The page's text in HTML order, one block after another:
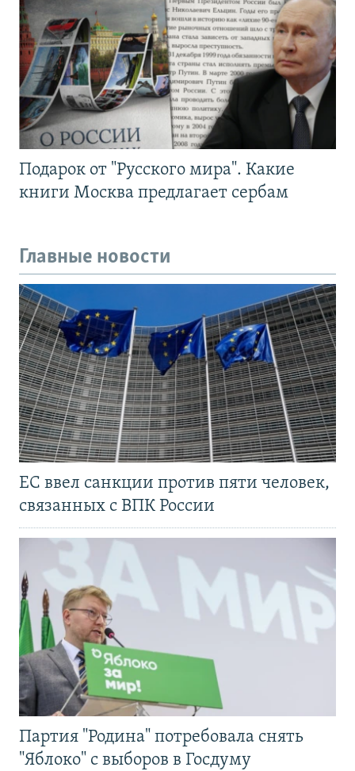
Подарок от "Русского мира". Какие
книги Москва предлагает сербам
Главные новости
ЕС ввел санкции против пяти человек,
связанных с ВПК России
Партия "Родина" потребовала снять
"Яблоко" с выборов в Госдуму